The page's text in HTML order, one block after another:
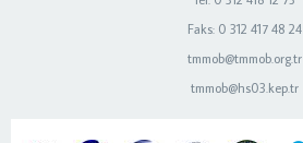
Faks: 0 312 417 48 24
tmmob@tmmob.org.tr
tmmob@hs03.kep.tr